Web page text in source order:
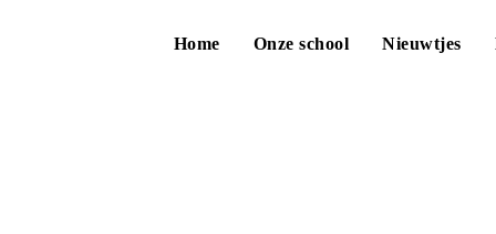
Home Onze school Nieuwtjes